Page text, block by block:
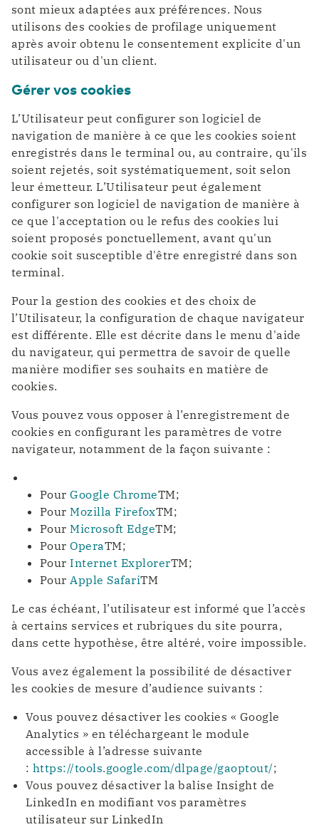
sont mieux adaptées aux préférences. Nous
utilisons des cookies de profilage uniquement
après avoir obtenu le consentement explicite d'un
utilisateur ou d'un client.
Gérer vos cookies
L’Utilisateur peut configurer son logiciel de
navigation de manière à ce que les cookies soient
enregistrés dans le terminal ou, au contraire, qu'ils
soient rejetés, soit systématiquement, soit selon
leur émetteur. L’Utilisateur peut également
configurer son logiciel de navigation de manière à
ce que l'acceptation ou le refus des cookies lui
soient proposés ponctuellement, avant qu'un
cookie soit susceptible d'être enregistré dans son
terminal.
Pour la gestion des cookies et des choix de
l’Utilisateur, la configuration de chaque navigateur
est différente. Elle est décrite dans le menu d'aide
du navigateur, qui permettra de savoir de quelle
manière modifier ses souhaits en matière de
cookies.
Vous pouvez vous opposer à l’enregistrement de
cookies en configurant les paramètres de votre
navigateur, notamment de la façon suivante :
PourGoogle ChromeTM;
PourMozilla FirefoxTM;
PourMicrosoft EdgeTM;
PourOperaTM;
PourInternet ExplorerTM;
Pour Apple SafariTM
Le cas échéant, l’utilisateur est informé que l’accès
à certains services et rubriques du site pourra,
dans cette hypothèse, être altéré, voire impossible.
Vous avez également la possibilité de désactiver
les cookies de mesure d’audience suivants :
Vous pouvez désactiver les cookies « Google
Analytics » en téléchargeant le module
accessible à l’adresse suivante
: https://tools.google.com/dlpage/gaoptout/;
Vous pouvez désactiver la balise Insight de
LinkedIn en modifiant vos paramètres
utilisateur sur LinkedIn